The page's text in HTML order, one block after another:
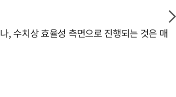
, 수치상 효율성 측면으로 진행되는 것은 매